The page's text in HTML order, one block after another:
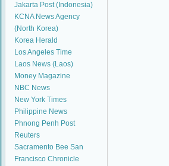
Jakarta Post (Indonesia)
KCNA News Agency
(North Korea)
Korea Herald
Los Angeles Time
Laos News (Laos)
Money Magazine
NBC News
New York Times
Philippine News
Phnong Penh Post
Reuters
Sacramento Bee San
Francisco Chronicle